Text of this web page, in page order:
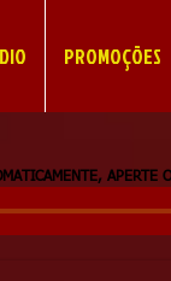
PROMOÇÕES
APERTE